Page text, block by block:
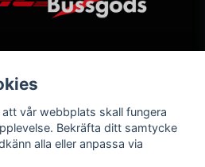
vår webbplats skall fungera
Bekräfta ditt samtycke
alla eller anpassa via